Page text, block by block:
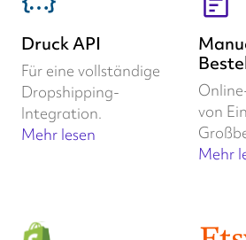
Druck API
Für eine vollständige
Dropshipping-
Integration.
Mehr lesen
von
Mehr